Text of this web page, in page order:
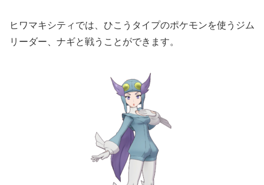
ヒワマキシティでは、ひこうタイプのポケモンを使うジム
リーダー、ナギと戦うことができます。